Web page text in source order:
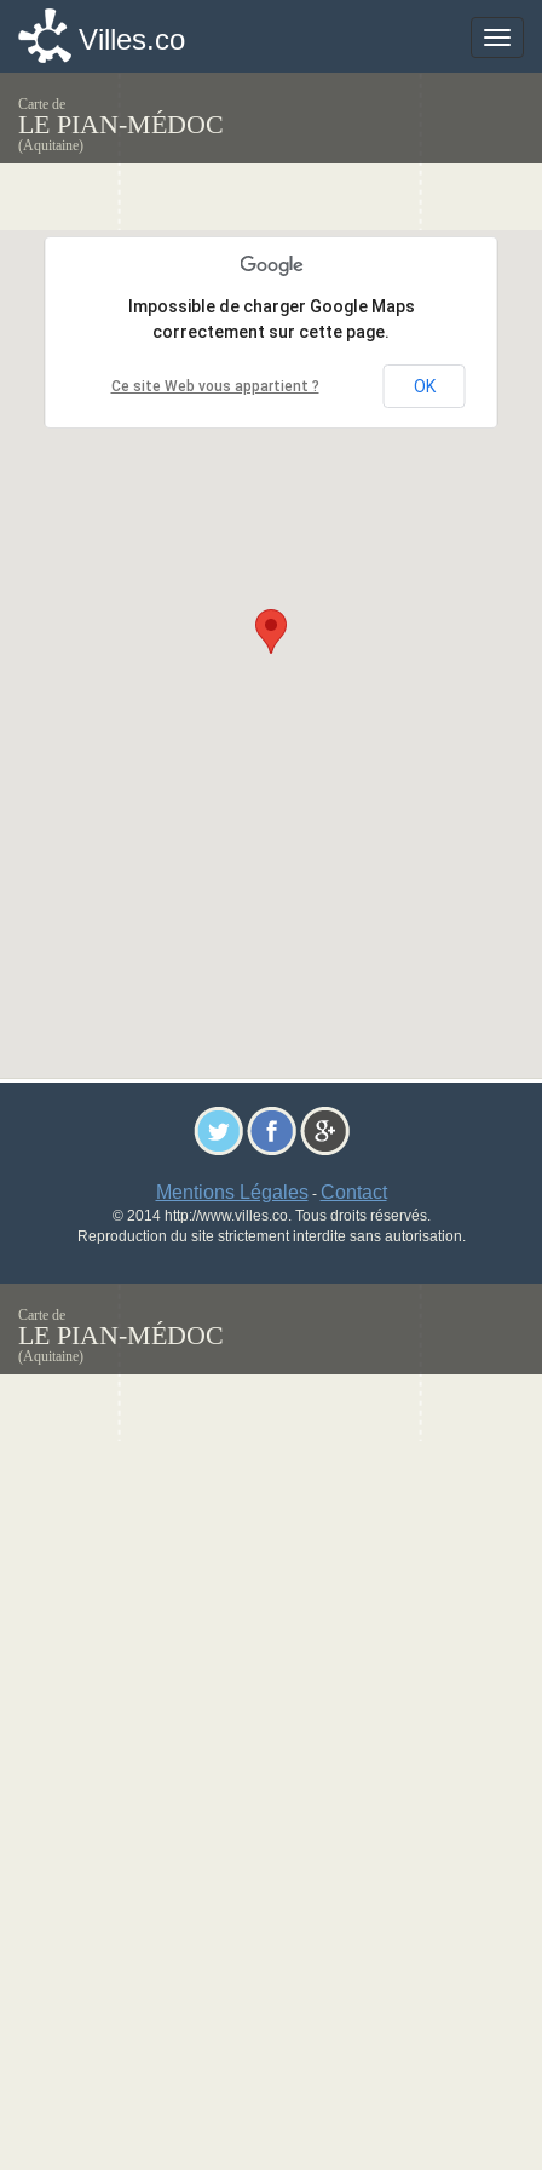
Toggle
Villes.co
Carte de
LE PIAN-MÉDOC
(Aquitaine)
Impossible de charger Google Maps
correctement sur cette page.
Ce site Web vous appartient ? OK
Impossible de charger Google Maps
correctement sur cette page.
Ce site Web vous appartient ? OK
Mentions Légales- Contact
© 2014 http://www.villes.co. Tous droits réservés.
Reproduction du site strictement interdite sans autorisation.
Toggle
Villes.co
Carte de
LE PIAN-MÉDOC
(Aquitaine)